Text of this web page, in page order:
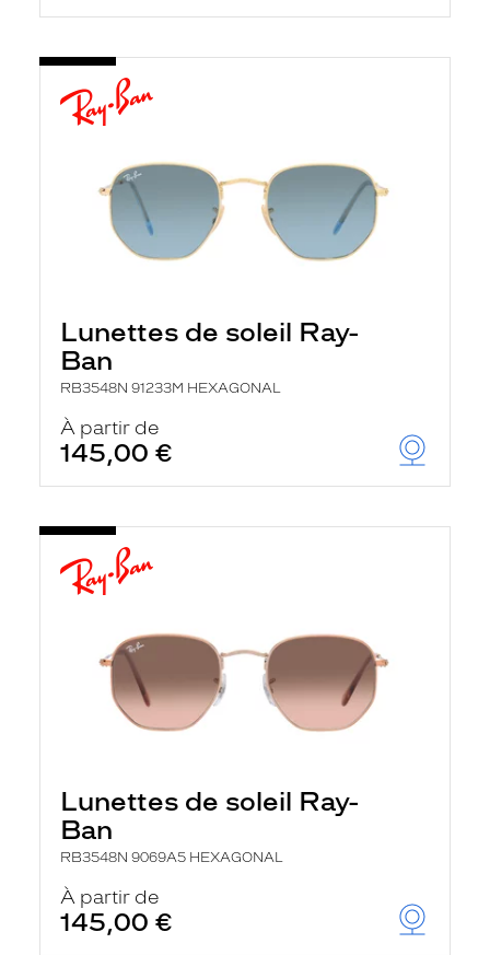
Lunettes de soleil Ray-
Ban
RB3548N 91233M HEXAGONAL
À partir de
145,00 €
Lunettes de soleil Ray-
Ban
RB3548N 9069A5 HEXAGONAL
À partir de
145,00 €